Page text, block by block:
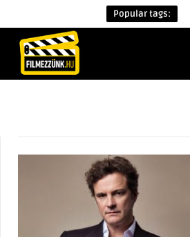
Popular tags: